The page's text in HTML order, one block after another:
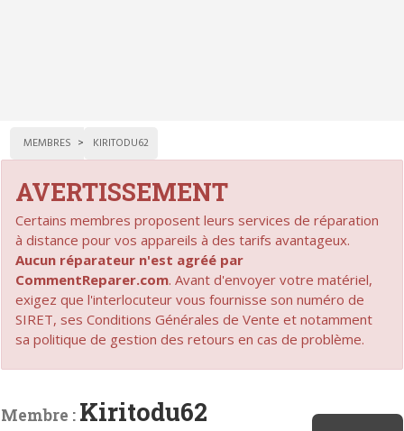
MEMBRES KIRITODU62
AVERTISSEMENT
Certains membres proposent leurs services de réparation
à distance pour vos appareils à des tarifs avantageux.
Aucun réparateur n'est agréé par
CommentReparer.com. Avant d'envoyer votre matériel,
exigez que l'interlocuteur vous fournisse son numéro de
SIRET, ses Conditions Générales de Vente et notamment
sa politique de gestion des retours en cas de problème.
Membre : Kiritodu62